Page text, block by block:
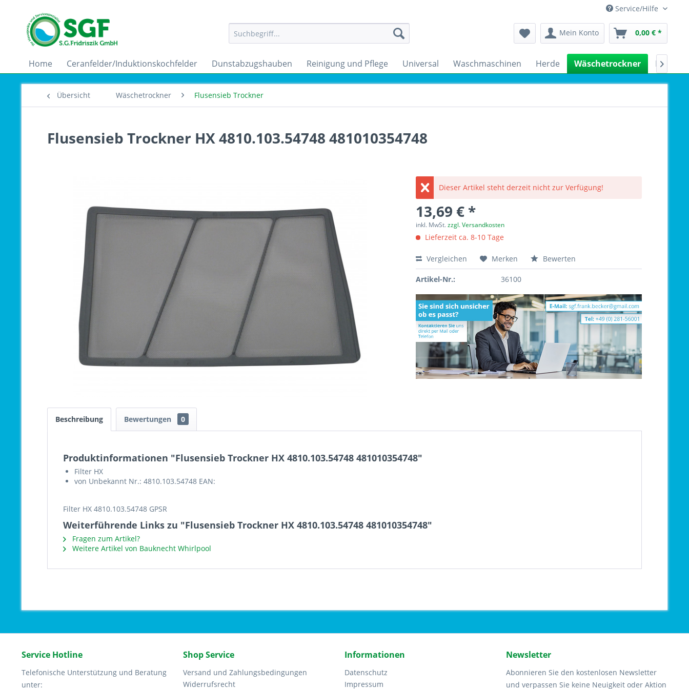
Service/Hilfe
Mein Konto 0,00 € *
Home Ceranfelder/Induktionskochfelder Dunstabzugshauben Reinigung und Pflege Universal Waschmaschinen Herde Wäschetrockner 
Übersicht Wäschetrockner Flusensieb Trockner
Flusensieb Trockner HX 4810.103.54748 481010354748
Dieser Artikel steht derzeit nicht zur Verfügung!
13,69 € *
inkl. MwSt.zzgl. Versandkosten
Lieferzeit ca. 8-10 Tage
Vergleichen Merken Bewerten
Artikel-Nr.: 36100
Beschreibung Bewertungen 0
Produktinformationen "Flusensieb Trockner HX 4810.103.54748 481010354748"
Filter HX
von Unbekannt Nr.: 4810.103.54748 EAN:
Filter HX 4810.103.54748 GPSR
Weiterführende Links zu "Flusensieb Trockner HX 4810.103.54748 481010354748"
Fragen zum Artikel?
Weitere Artikel von Bauknecht Whirlpool
Service Hotline
Telefonische Unterstützung und Beratung
unter:
Shop Service
Versand und Zahlungsbedingungen
Widerrufsrecht
Informationen
Datenschutz
Impressum
Newsletter
Abonnieren Sie den kostenlosen Newsletter
und verpassen Sie keine Neuigkeit oder Aktion